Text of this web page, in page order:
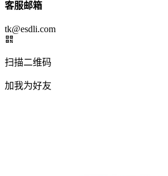
客服邮箱
tk@esdli.com
扫描二维码
加我为好友